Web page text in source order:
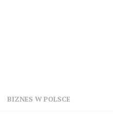
BIZNES W POLSCE